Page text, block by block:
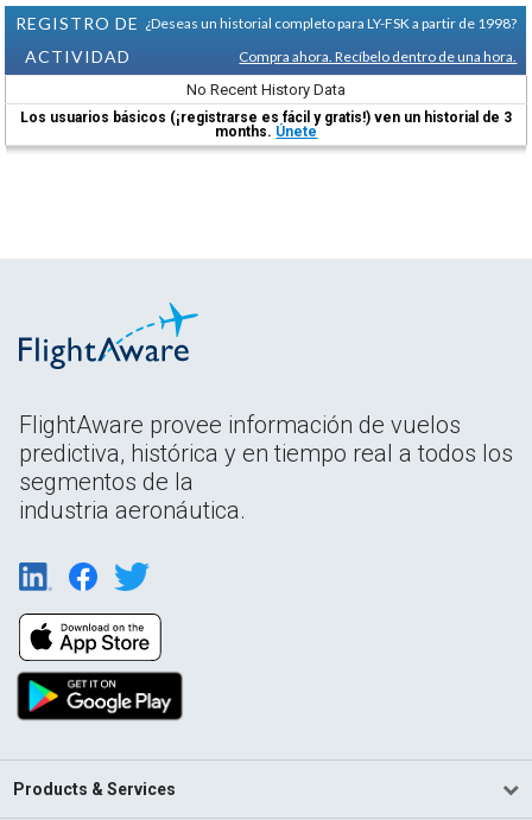
REGISTRO DE
ACTIVIDAD
¿Deseas un historial completo para LY-FSK a partir de 1998?
Compra ahora. Recíbelo dentro de una hora.
No Recent History Data
Los usuarios básicos (¡registrarse es fácil y gratis!) ven un historial de 3
months. Únete
FlightAware provee información de vuelos
predictiva, histórica y en tiempo real a todos los
segmentos de la
industria aeronáutica.
Products & Services